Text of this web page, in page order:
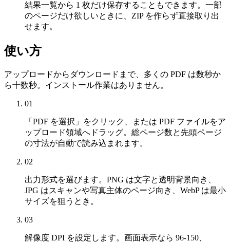
結果一覧から 1 枚だけ保存することもできます。一部
のページだけ欲しいときに、ZIP を作らず直接取り出
せます。
使い方
アップロードからダウンロードまで、多くの PDF は数秒か
ら十数秒。インストール作業はありません。
01
「PDF を選択」をクリック、または PDF ファイルをア
ップロード領域へドラッグ。総ページ数と先頭ページ
の寸法が自動で読み込まれます。
02
出力形式を選びます。PNG は文字と透明背景向き、
JPG はスキャンや写真主体のページ向き、WebP は最小
サイズを狙うとき。
03
解像度 DPI を設定します。画面表示なら 96-150、